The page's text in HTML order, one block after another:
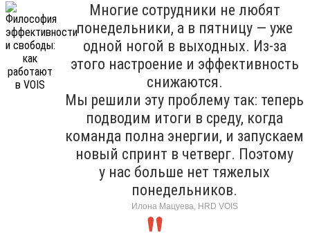
Многие сотрудники не любят
понедельники, а в пятницу — уже
одной ногой в выходных. Из-за
этого настроение и эффективность
снижаются.
Мы решили эту проблему так: теперь
подводим итоги в среду, когда
команда полна энергии, и запускаем
новый спринт в четверг. Поэтому
у нас больше нет тяжелых
понедельников.
Илона Мацуева, HRD VOIS